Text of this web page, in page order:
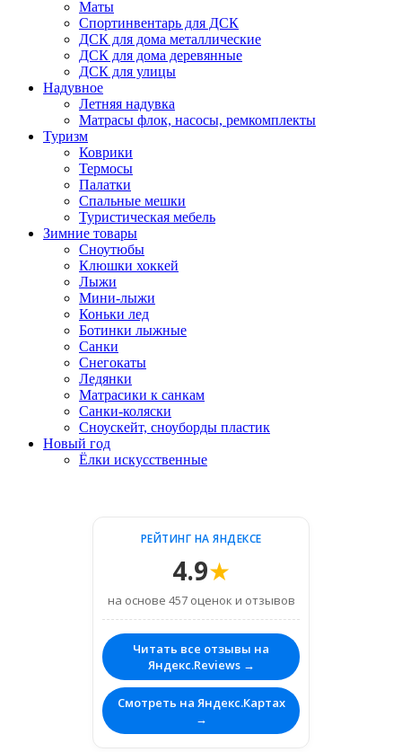
Маты
Спортинвентарь для ДСК
ДСК для дома металлические
ДСК для дома деревянные
ДСК для улицы
Надувное
Летняя надувка
Матрасы флок, насосы, ремкомплекты
Туризм
Коврики
Термосы
Палатки
Спальные мешки
Туристическая мебель
Зимние товары
Сноутюбы
Клюшки хоккей
Лыжи
Мини-лыжи
Коньки лед
Ботинки лыжные
Санки
Снегокаты
Ледянки
Матрасики к санкам
Санки-коляски
Сноускейт, сноуборды пластик
Новый год
Ёлки искусственные
РЕЙТИНГ НА ЯНДЕКСЕ
4.9★
на основе 457 оценок и отзывов
Читать все отзывы на
Яндекс.Reviews →
Смотреть на Яндекс.Картах
→